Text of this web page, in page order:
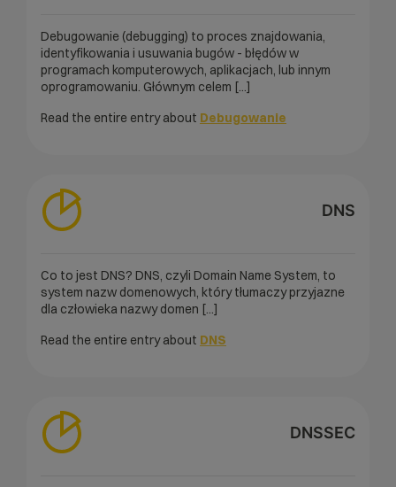
Debugowanie (debugging) to proces znajdowania,
identyfikowania i usuwania bugów - błędów w
programach komputerowych, aplikacjach, lub innym
oprogramowaniu. Głównym celem [...]
Read the entire entry about Debugowanie
DNS
Co to jest DNS? DNS, czyli Domain Name System, to
system nazw domenowych, który tłumaczy przyjazne
dla człowieka nazwy domen [...]
Read the entire entry about DNS
DNSSEC